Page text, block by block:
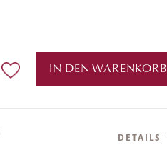
IN DEN WARENKORB
DETAILS